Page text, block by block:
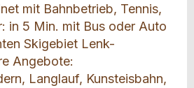
mit Bahnbetrieb, Tennis,
in 5 Min. mit Bus oder Auto
Skigebiet Lenk-
Angebote:
Langlauf, Kunsteisbahn,